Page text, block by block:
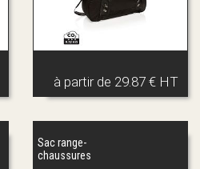
à partir de 29.87 € HT
Sac range-
chaussures